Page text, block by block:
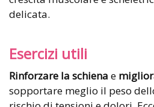
delicata.
Esercizi utili
Rinforzare la schiena e
sopportare meglio il peso